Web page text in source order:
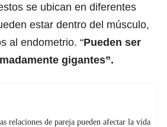
se ubican en diferentes
estar dentro del músculo,
al endometrio. “Pueden ser
gigantes”.
relaciones de pareja pueden afectar la vida